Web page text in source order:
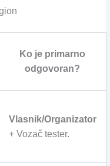
Ko je primarno
odgovoran?
Vlasnik/Organizator
+ Vozač tester.